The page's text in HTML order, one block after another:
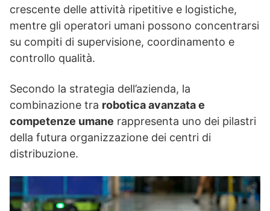
crescente delle attività ripetitive e logistiche,
mentre gli operatori umani possono concentrarsi
su compiti di supervisione, coordinamento e
controllo qualità.
Secondo la strategia dell’azienda, la
combinazione tra robotica avanzata e
competenze umane rappresenta uno dei pilastri
della futura organizzazione dei centri di
distribuzione.